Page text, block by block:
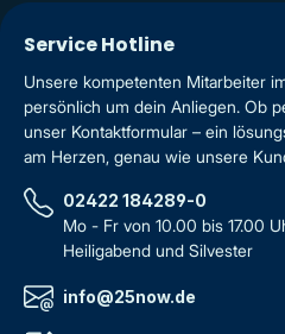
Service Hotline
Unsere kompetenten Mitarbeiter
persönlich um dein Anliegen. Ob
unser Kontaktformular – ein
am Herzen, genau wie unsere
02422 184289-0
Mo - Fr von 10.00 bis 17.00
Heiligabend und Silvester
info@25now.de